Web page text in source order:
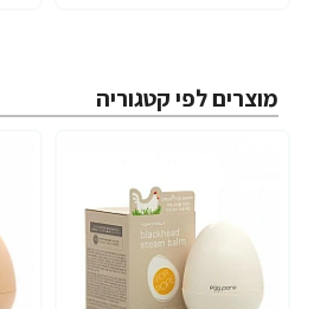
מוצרים לפי קטגוריה